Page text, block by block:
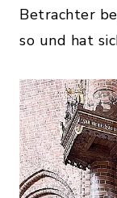
Betrachter
so und hat